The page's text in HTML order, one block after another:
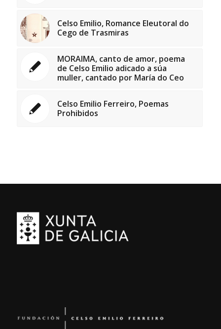
Celso Emilio, Romance Eleutoral do
Cego de Trasmiras
MORAIMA, canto de amor, poema
de Celso Emilio adicado a súa
muller, cantado por María do Ceo
Celso Emilio Ferreiro, Poemas
Prohibidos